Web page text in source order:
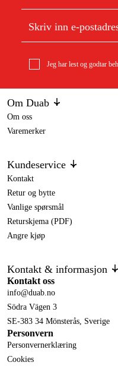
Jeg har lest og godtar
Om Duab
Om oss
Varemerker
Kundeservice
Kontakt
Retur og bytte
Vanlige spørsmål
Returskjema (PDF)
Angre kjøp
Kontakt & informasjon
Kontakt oss
info@duab.no
Södra Vägen 3
SE-383 34 Mönsterås, Sverige
Personvern
Personvernerklæring
Cookies